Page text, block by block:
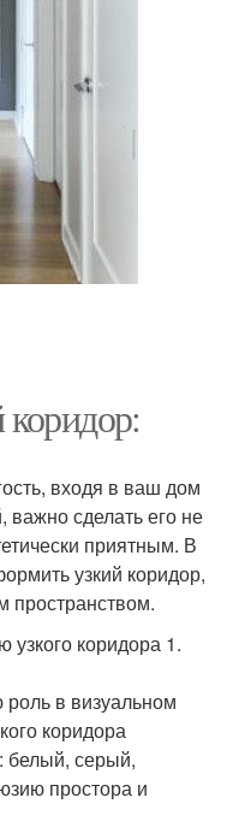
входя в ваш дом
важно сделать его не
приятным. В
узкий коридор,
пространством.
коридора 1.
в визуальном
коридора
белый, серый,
простора и